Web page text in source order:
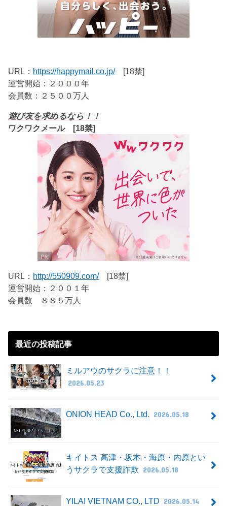
URL： https://happymail.co.jp/[18禁]
運営開始：２０００年
会員数：２５００万人
遊び友を求めるなら！！
ワクワクメール [18禁]
URL： http://550909.com/[18禁]
運営開始：２００１年
会員数 ８８５万人
最近の投稿記事
ミルアウのサクラに注意！！
2026.05.23
ONION HEAD Co., Ltd. 2026.05.18
キイトス 高津・坂本・海原・内原とい
うサクラで支援詐欺 2026.05.18
YILAI VIETNAM CO., LTD 2026.05.14